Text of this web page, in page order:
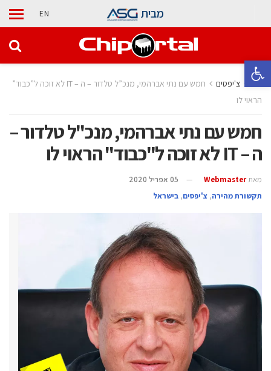
פתח סרגל נגישות
מבית EN
בית צ'יפסים
חמש עם נתי אברהמי, מנכ”ל טלדור – ה – IT לא זוכה ל”כבוד”
הראוי לו
חמש עם נתי אברהמי, מנכ"ל טלדור –
ה – IT לא זוכה ל"כבוד" הראוי לו
מאת Webmaster
05 אפריל 2020
תקשורת מהירה, צ'יפסים, בישראל